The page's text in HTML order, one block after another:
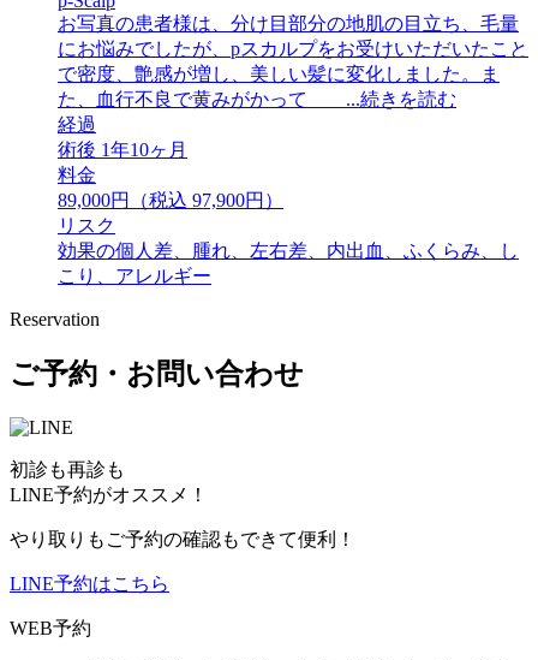
お写真の患者様は、分け目部分の地肌の目立ち、毛量
にお悩みでしたが、pスカルプをお受けいただいたこと
で密度、艶感が増し、美しい髪に変化しました。ま
た、血行不良で黄みがかって ...続きを読む
経過
術後 1年10ヶ月
料金
89,000円（税込 97,900円）
リスク
効果の個人差、腫れ、左右差、内出血、ふくらみ、し
こり、アレルギー
Reservation
ご予約・お問い合わせ
初診も再診も
LINE予約がオススメ！
やり取りもご予約の確認もできて便利！
LINE予約はこちら
WEB予約